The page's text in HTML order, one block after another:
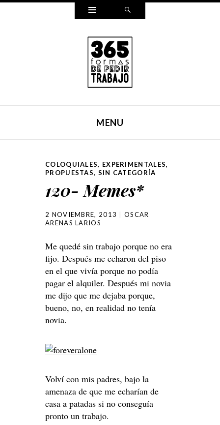
Widgets
MENU
COLOQUIALES, EXPERIMENTALES,
PROPUESTAS, SIN CATEGORÍA
120- Memes*
2 NOVIEMBRE, 2013
OSCAR
ARENAS LARIOS
Me quedé sin trabajo porque no era
fijo. Después me echaron del piso
en el que vivía porque no podía
pagar el alquiler. Después mi novia
me dijo que me dejaba porque,
bueno, no, en realidad no tenía
novia.
Volví con mis padres, bajo la
amenaza de que me echarían de
casa a patadas si no conseguía
pronto un trabajo.